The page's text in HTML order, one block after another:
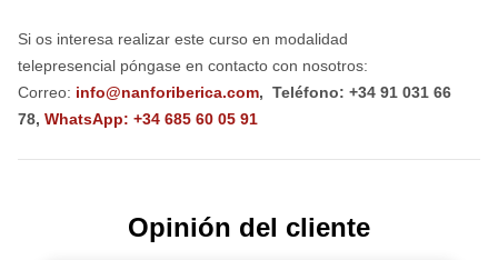
Si os interesa realizar este curso en modalidad
telepresencial póngase en contacto con nosotros:
Correo: info@nanforiberica.com, Teléfono: +34 91 031 66
78, WhatsApp: +34 685 60 05 91
Opinión del cliente